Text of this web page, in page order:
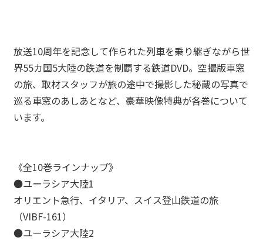
放送10周年を記念して作られた列車を乗り継ぎながら世
界55カ国5大陸の鉄道を制覇する鉄道DVD。空撮版車窓
の旅、取材スタッフが旅の途中で撮影した秘蔵の写真で
巡る車窓のあしあとなど、豪華映像特典が各巻について
います。
《全10巻ラインナップ》
●ユーラシア大陸1
オリエント急行、イタリア、スイス登山鉄道の旅
（VIBF-161）
●ユーラシア大陸2